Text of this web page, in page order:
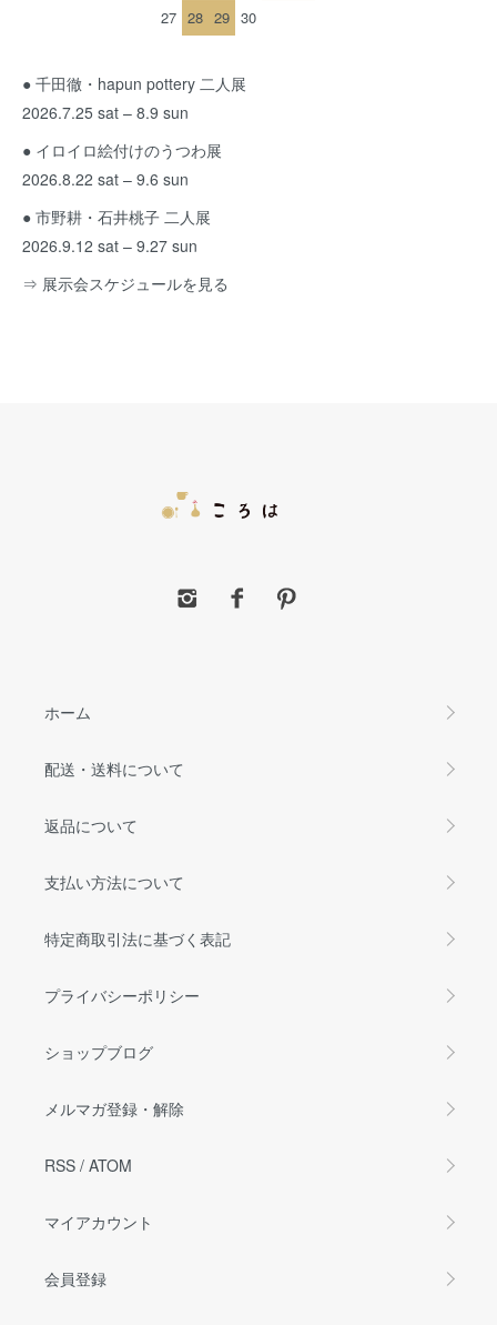
27 28 29 30
● 千田徹・hapun pottery 二人展
2026.7.25 sat – 8.9 sun
● イロイロ絵付けのうつわ展
2026.8.22 sat – 9.6 sun
● 市野耕・石井桃子 二人展
2026.9.12 sat – 9.27 sun
⇒ 展示会スケジュールを見る
ホーム
配送・送料について
返品について
支払い方法について
特定商取引法に基づく表記
プライバシーポリシー
ショップブログ
メルマガ登録・解除
RSS / ATOM
マイアカウント
会員登録